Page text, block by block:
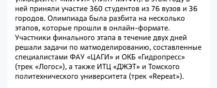
ней приняли участие 360 студентов из 76 вузов и 36
городов. Олимпиада была разбита на несколько
этапов, которые прошли в онлайн-формате.
Участники финального этапа в течение двух дней
решали задачи по матмоделированию, составленные
специалистами ФАУ «ЦАГИ» и ОКБ «Гидропресс»
(трек «Логос»), а также ИТЦ «ДЖЭТ» и Томского
политехнического университета (трек «Repeat»).